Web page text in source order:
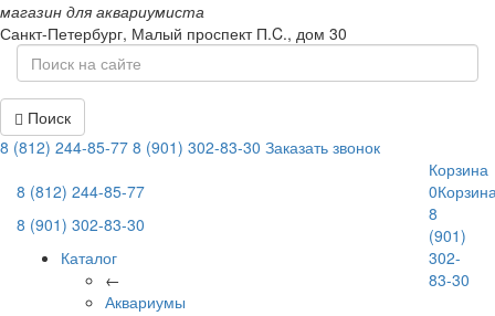
магазин для аквариумиста
Санкт-Петербург, Малый проспект П.C., дом 30
Поиск
8 (812) 244-85-77 8 (901) 302-83-30 Заказать звонок
8 (812) 244-85-77
8 (901) 302-83-30
Каталог
←
Аквариумы
Корзина
0
8
(901)
302-
83-30